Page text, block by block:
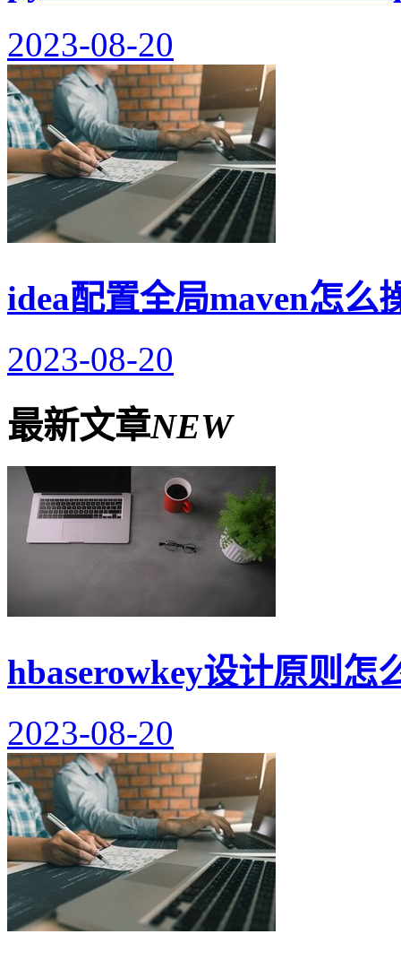
2023-08-20
idea配置全局maven怎么
2023-08-20
最新文章NEW
hbaserowkey设计原则怎
2023-08-20